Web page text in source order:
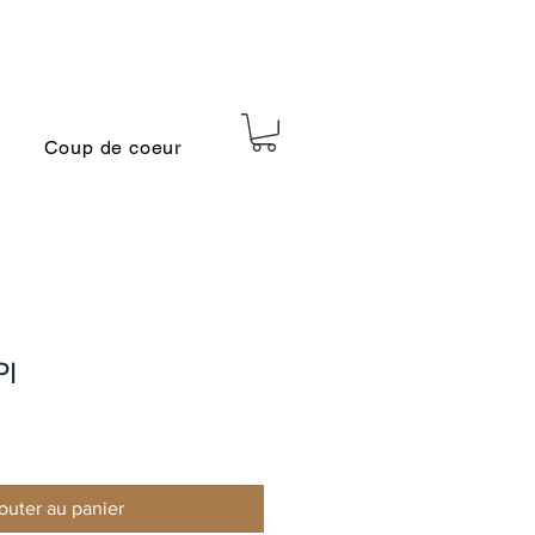
Coup de coeur
au panier